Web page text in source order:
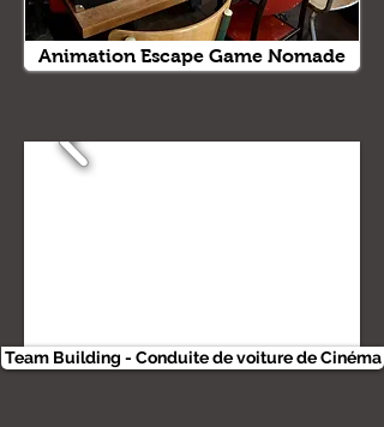
Animation Escape Game Nomade
Team Building - Conduite de voiture de Cinéma